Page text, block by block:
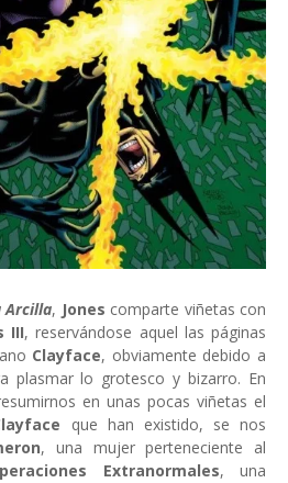
Arcilla, Jones comparte viñetas con
III, reservándose aquel las páginas
Clayface, obviamente debido a
plasmar lo grotesco y bizarro. En
en unas pocas viñetas el
que han existido, se nos
, una mujer perteneciente al
Extranormales, una